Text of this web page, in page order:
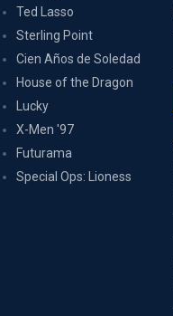
Ted Lasso
Sterling Point
Cien Años de Soledad
House of the Dragon
Lucky
X-Men '97
Futurama
Special Ops: Lioness